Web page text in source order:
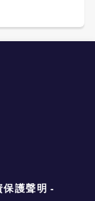
保護聲明